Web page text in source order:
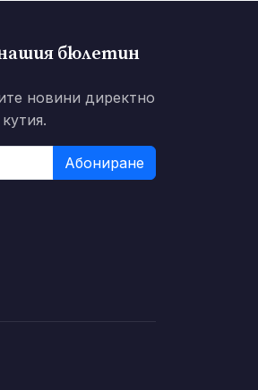
бюлетин
новини директно
Абониране